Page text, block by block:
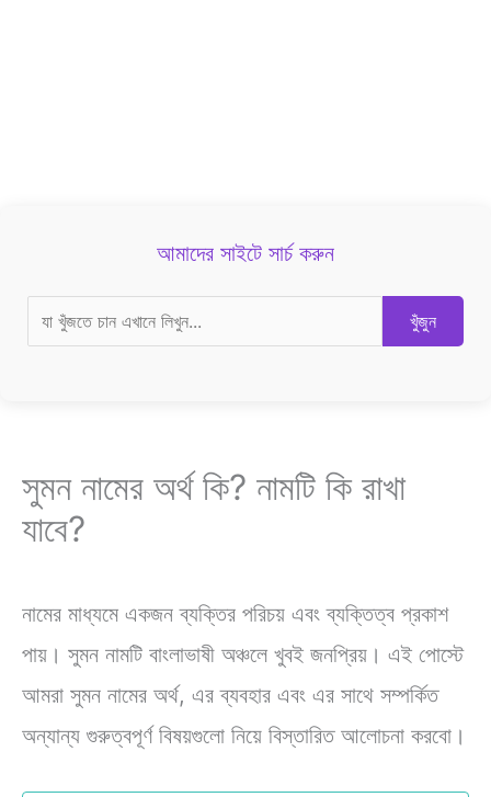
আমাদের সাইটে সার্চ করুন
খুঁজুন
সুমন নামের অর্থ কি? নামটি কি রাখা
যাবে?
নামের মাধ্যমে একজন ব্যক্তির পরিচয় এবং ব্যক্তিত্ব প্রকাশ
পায়। সুমন নামটি বাংলাভাষী অঞ্চলে খুবই জনপ্রিয়। এই পোস্টে
আমরা সুমন নামের অর্থ, এর ব্যবহার এবং এর সাথে সম্পর্কিত
অন্যান্য গুরুত্বপূর্ণ বিষয়গুলো নিয়ে বিস্তারিত আলোচনা করবো।